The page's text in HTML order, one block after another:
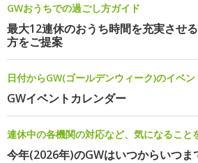
GWおうちでの過ごし方ガイド
最大12連休のおうち時間を充実させ
方をご提案
日付からGW(ゴールデンウィーク)のイベ
GWイベントカレンダー
連休中の各機関の対応など、気になること
今年(2026年)のGWはいつからいつま